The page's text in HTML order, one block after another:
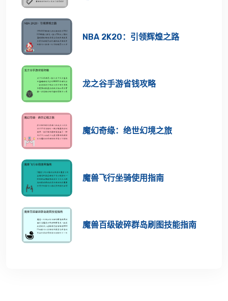
NBA 2K20：引领辉煌之路
龙之谷手游省钱攻略
魔幻奇缘：绝世幻境之旅
魔兽飞行坐骑使用指南
魔兽百级破碎群岛刷图技能指南